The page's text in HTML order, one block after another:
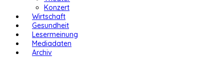
Konzert
Wirtschaft
Gesundheit
Lesermeinung
Mediadaten
Archiv